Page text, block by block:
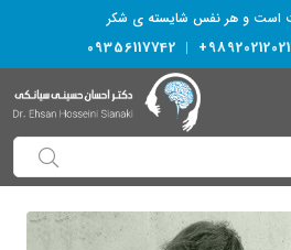
است و هر نفس شایسته­ ی شکر
|
09356117742